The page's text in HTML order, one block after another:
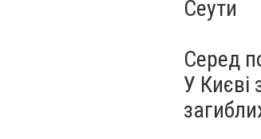
Сеути
Серед
У Києві